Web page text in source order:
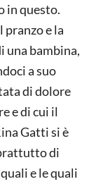
in questo.
pranzo e la
una bambina,
a suo
di dolore
e di cui il
Gatti si è
di
e le quali